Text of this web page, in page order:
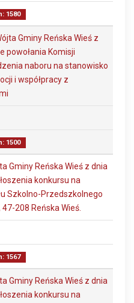
1580
Gminy Reńska Wieś z
powołania Komisji
naboru na stanowisko
i współpracy z
1500
Gminy Reńska Wieś z dnia
konkursu na
Szkolno-Przedszkolnego
208 Reńska Wieś.
1567
Gminy Reńska Wieś z dnia
konkursu na